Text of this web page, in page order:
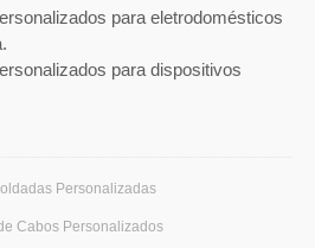
para eletrodomésticos
para dispositivos
Personalizadas
Cabos Personalizados